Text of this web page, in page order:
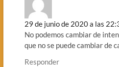
29 de junio de 2020 a las
No podemos cambiar de
que no se puede cambiar de
Responder